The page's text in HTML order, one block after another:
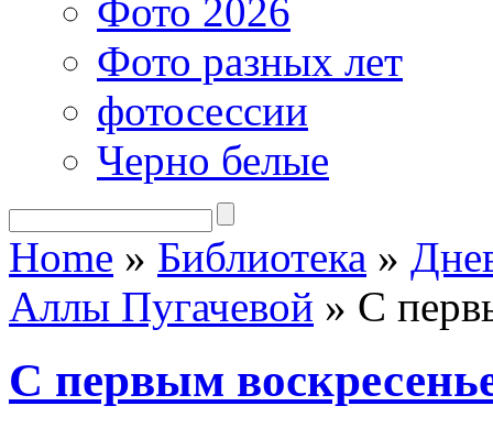
Фото 2026
Фото разных лет
фотосессии
Черно белые
Home » Библиотека »
Аллы Пугачевой » С
С первым